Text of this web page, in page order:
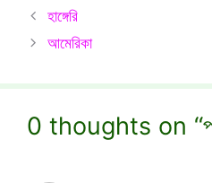
হাঙ্গেরি
আমেরিকা
0 thoughts on